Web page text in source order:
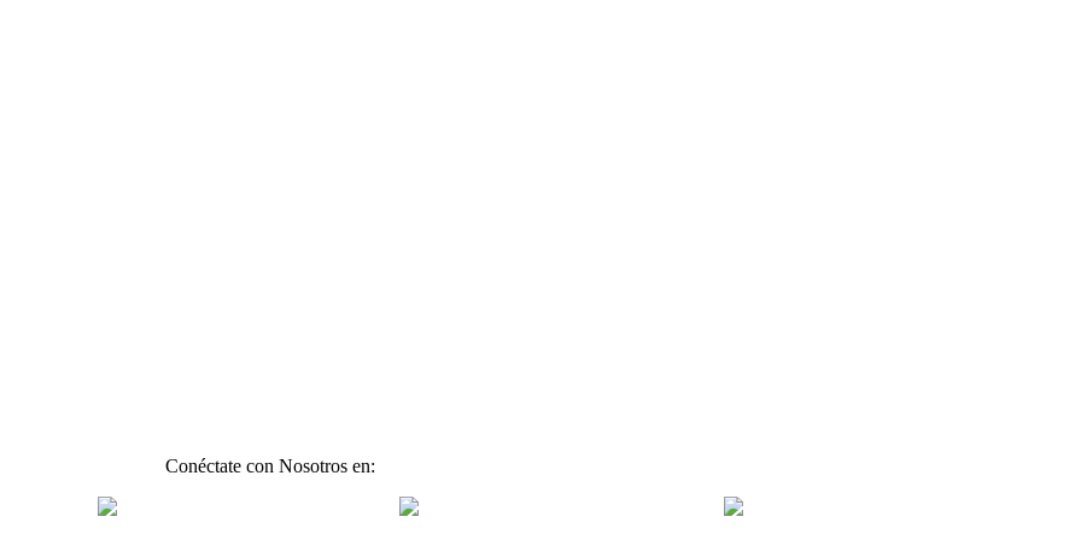
Conéctate con Nosotros en: